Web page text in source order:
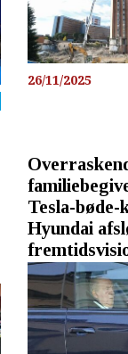
26/11/2025
Tesla-bøde-
Hyundai